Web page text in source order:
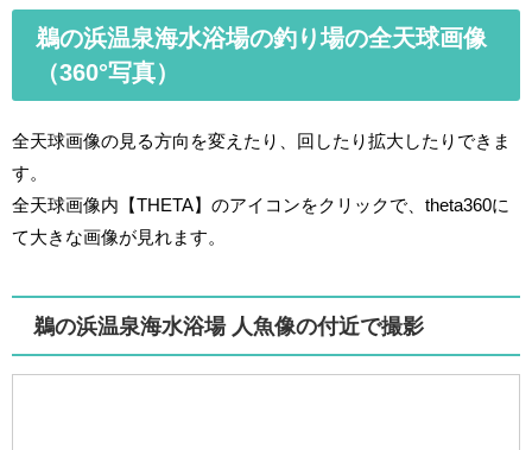
鵜の浜温泉海水浴場の釣り場の全天球画像
（360°写真）
全天球画像の見る方向を変えたり、回したり拡大したりできま
す。
全天球画像内【THETA】のアイコンをクリックで、theta360に
て大きな画像が見れます。
鵜の浜温泉海水浴場 人魚像の付近で撮影